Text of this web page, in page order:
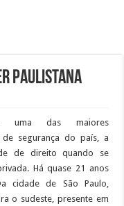
PAULISTANA
uma das maiores
de segurança do país, a
de direito quando se
Há quase 21 anos
cidade de São Paulo,
o sudeste, presente em